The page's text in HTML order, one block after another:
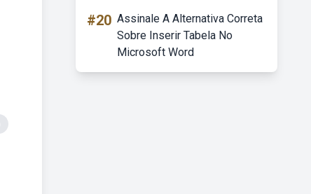
#20 Assinale A Alternativa Correta
Sobre Inserir Tabela No
Microsoft Word